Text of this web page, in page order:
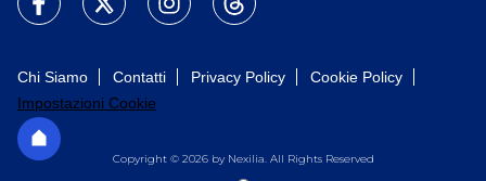
Chi Siamo Contatti Privacy Policy
Cookie Policy
Impostazioni Cookie
Copyright © 2026 by Nexilia. All Rights Reserved